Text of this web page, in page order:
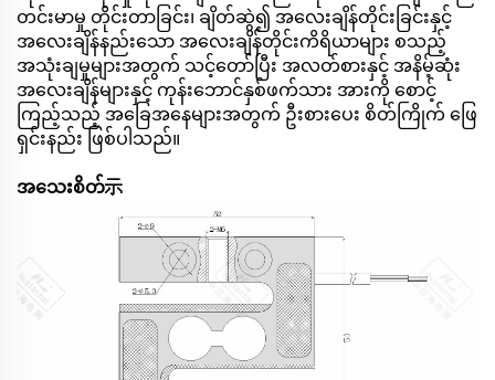
တင်းမာမှု တိုင်းတာခြင်း၊ ချိတ်ဆွဲ၍ အလေးချိန်တိုင်းခြင်းနှင့်
အလေးချိန်နည်းသော အလေးချိန်တိုင်းကိရိယာများ စသည့်
အသုံးချမှုများအတွက် သင့်တော်ပြီး အလတ်စားနှင့် အနိမ့်ဆုံး
အလေးချိန်များနှင့် ကုန်းဘောင်နှစ်ဖက်သား အားကို စောင့်
ကြည့်သည့် အခြေအနေများအတွက် ဦးစားပေး စိတ်ကြိုက် ဖြေ
ရှင်းနည်း ဖြစ်ပါသည်။
အသေးစိတ်示